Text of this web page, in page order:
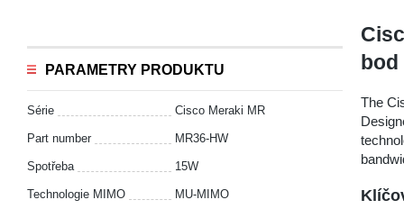
PARAMETRY PRODUKTU
Série Cisco Meraki MR
Part number MR36-HW
Spotřeba 15W
Technologie MIMO MU-MIMO
bod
The